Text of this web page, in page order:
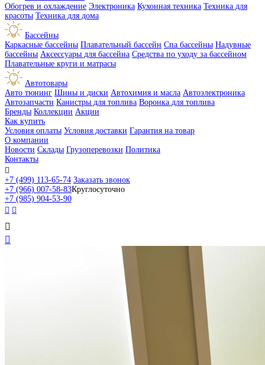
Обогрев и охлаждение Электроника Кухонная техника Техника для
красоты Техника для дома
Бассейны
Каркасные бассейны Плавательный бассейн Спа бассейны Надувные
бассейны Аксессуары для бассейна Средства по уходу за бассейном
Плавательные круги и матрасы
Автотовары
Авто тюнинг Шины и диски Автохимия и масла Автоэлектроника
Автозапчасти Канистры для топлива Воронка для топлива
Бренды Коллекции Акции
Как купить
Условия оплаты Условия доставки Гарантия на товар
О компании
Новости Склады Грузоперевозки Политика
Контакты

+7 (499) 113-65-74 Заказать звонок
+7 (966) 007-58-83Круглосуточно
+7 (985) 904-53-90
 

